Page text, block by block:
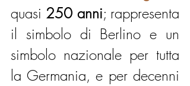
quasi 250 anni; rappresenta
il simbolo di Berlino e un
simbolo nazionale per tutta
la Germania, e per decenni